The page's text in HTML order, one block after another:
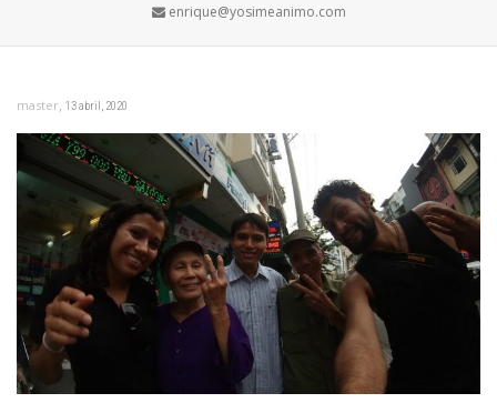
enrique@yosimeanimo.com
master, 13 abril, 2020